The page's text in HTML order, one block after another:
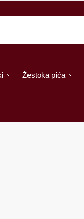
Žestoka pića